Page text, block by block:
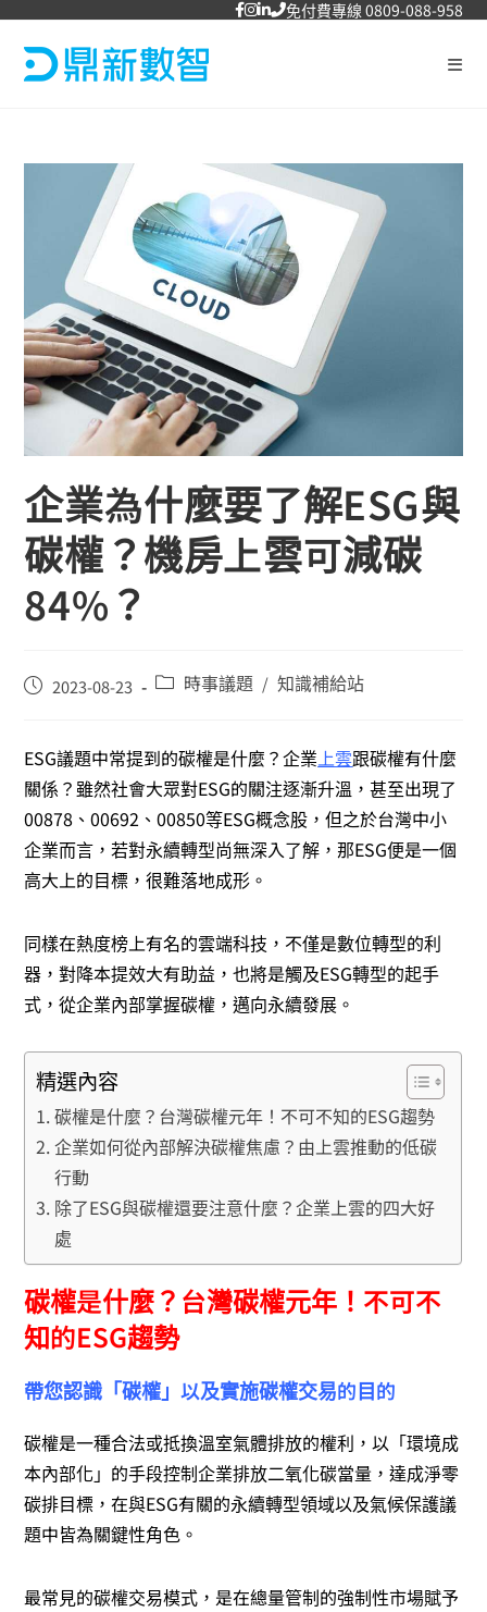
免付費專線 0809-088-958
企業為什麼要了解ESG與
碳權？機房上雲可減碳
84%？
2023-08-23 時事議題 / 知識補給站
ESG議題中常提到的碳權是什麼？企業上雲跟碳權有什麼
關係？雖然社會大眾對ESG的關注逐漸升溫，甚至出現了
00878、00692、00850等ESG概念股，但之於台灣中小
企業而言，若對永續轉型尚無深入了解，那ESG便是一個
高大上的目標，很難落地成形。
同樣在熱度榜上有名的雲端科技，不僅是數位轉型的利
器，對降本提效大有助益，也將是觸及ESG轉型的起手
式，從企業內部掌握碳權，邁向永續發展。
精選內容
碳權是什麼？台灣碳權元年！不可不知的ESG趨勢
企業如何從內部解決碳權焦慮？由上雲推動的低碳
行動
除了ESG與碳權還要注意什麼？企業上雲的四大好
處
碳權是什麼？台灣碳權元年！不可不
知的ESG趨勢
帶您認識「碳權」以及實施碳權交易的目的
碳權是一種合法或抵換溫室氣體排放的權利，以「環境成
本內部化」的手段控制企業排放二氧化碳當量，達成淨零
碳排目標，在與ESG有關的永續轉型領域以及氣候保護議
題中皆為關鍵性角色。
最常見的碳權交易模式，是在總量管制的強制性市場賦予